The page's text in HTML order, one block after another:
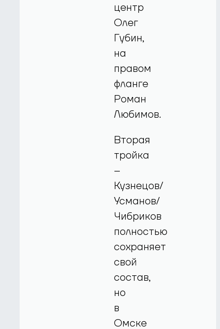
центр
Олег
Губин,
на
правом
фланге
Роман
Любимов.
Вторая
тройка
–
Кузнецов/
Усманов/
Чибриков
полностью
сохраняет
свой
состав,
но
в
Омске